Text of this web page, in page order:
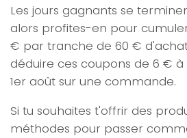
Les jours gagnants se
alors profites-en pour
€ par tranche de 60 €
déduire ces coupons de 6 €
1er août sur une commande.
Si tu souhaites t'offrir des
méthodes pour passer